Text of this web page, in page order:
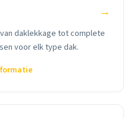
→
daklekkage tot complete
voor elk type dak.